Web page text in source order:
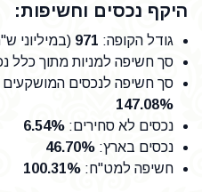
היקף נכסים וחשיפות:
גודל הקופה:
971 (במיליוני
סך חשיפה למניות מתוך כלל
סך חשיפה לנכסים המושקעים
147.08%
נכסים לא סחירים:
6.54%
נכסים בארץ:
46.70%
חשיפה למט"ח:
100.31%